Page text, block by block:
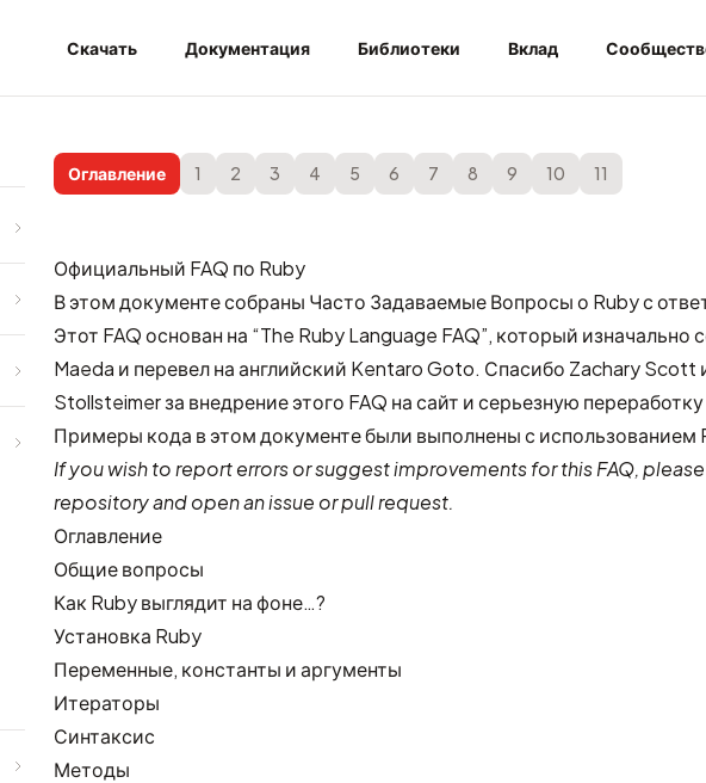
Скачать Документация Библиотеки Вклад
Оглавление 1 2 3 4 5 6 7 8 9 10 11
Официальный FAQ по Ruby
В этом документе собраны Часто Задаваемые Вопросы о Ruby с
Этот FAQ основан на “The Ruby Language FAQ”, который изначально
Maeda и перевел на английский Kentaro Goto. Спасибо Zachary Scott
Stollsteimer за внедрение этого FAQ на сайт и серьезную переработку
Примеры кода в этом документе были выполнены с использованием
If you wish to report errors or suggest improvements for this FAQ,
repositoryand open an issue or pull request.
Оглавление
Общие вопросы
Как Ruby выглядит на фоне…?
Установка Ruby
Переменные, константы и аргументы
Итераторы
Синтаксис
Методы